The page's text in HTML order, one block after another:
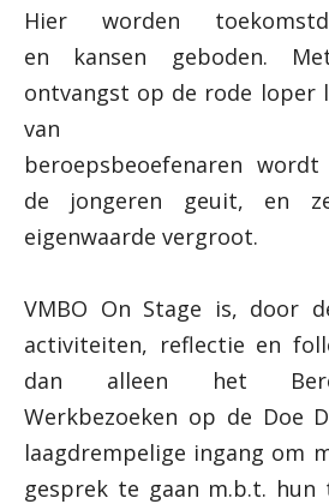
Hier worden
en kansen geboden.
ontvangst op de rode loper
van
beroepsbeoefenaren
de jongeren geuit, en
eigenwaarde vergroot.
VMBO On Stage is, door
activiteiten, reflectie en
dan alleen het
Werkbezoeken op de Doe
laagdrempelige ingang om
gesprek te gaan m.b.t. hun